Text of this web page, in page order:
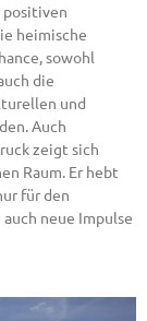
positiven
heimische
sowohl
die
und
Auch
zeigt sich
Raum. Er hebt
für den
neue Impulse